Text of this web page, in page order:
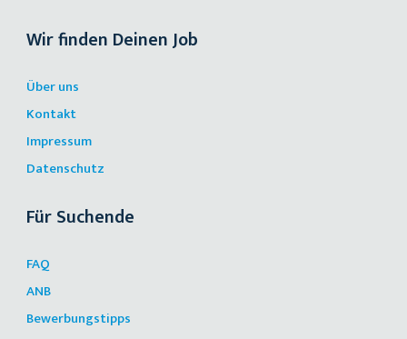
Wir finden Deinen Job
Über uns
Kontakt
Impressum
Datenschutz
Für Suchende
FAQ
ANB
Bewerbungstipps